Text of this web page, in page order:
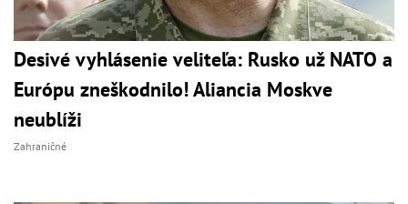
Desivé vyhlásenie veliteľa: Rusko už NATO a
Európu zneškodnilo! Aliancia Moskve
neublíži
Zahraničné